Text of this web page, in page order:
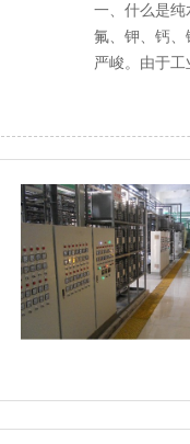
一、什么是
氟、钾、钙
严峻。由于